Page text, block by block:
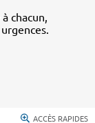
chacun,
ACCÈS RAPIDES